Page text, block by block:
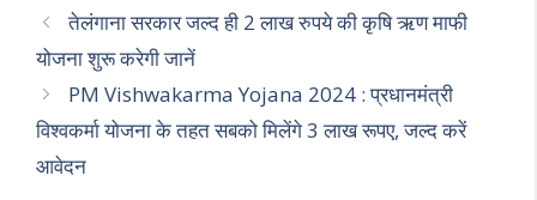
तेलंगाना सरकार जल्द ही 2 लाख रुपये की कृषि ऋण माफी
योजना शुरू करेगी जानें
PM Vishwakarma Yojana 2024 : प्रधानमंत्री
विश्वकर्मा योजना के तहत सबको मिलेंगे 3 लाख रूपए, जल्द करें
आवेदन